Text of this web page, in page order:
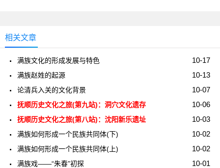
相关文章
10-17
满族文化的形成发展与特色
10-13
满族赵姓的起源
10-07
论清兵入关的文化背景
10-06
抚顺历史文化之旅(第九站)：洞穴文化遗存
10-03
抚顺历史文化之旅(第八站)：沈阳新乐遗址
10-02
满族如何形成一个民族共同体(下)
10-02
满族如何形成一个民族共同体(上)
10-01
满族戏——“朱春”初探